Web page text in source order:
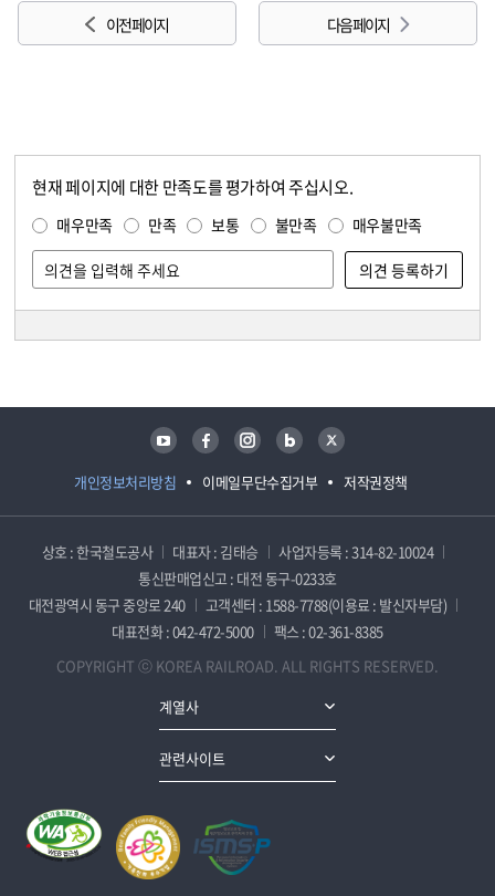
이전 페이지 다음 페이지
현재 페이지에 대한 만족도를 평가하여 주십시오.
매우만족 만족 보통 불만족 매우불만족
개인정보처리방침 이메일무단수집거부 저작권정책
유튜브 페이스북 인스타그램 블로그 트위터
상호 : 한국철도공사 대표자 : 김태승
사업자등록 : 314-82-10024
통신판매업신고 : 대전 동구-0233호
대전광역시 동구 중앙로 240
고객센터 : 1588-7788(이용료 : 발신자부담)
대표전화 : 042-472-5000
팩스 : 02-361-8385
COPYRIGHT ⓒ KOREA RAILROAD. ALL RIGHTS RESERVED.
계열사
관련사이트